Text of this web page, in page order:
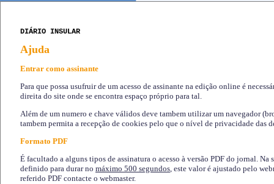
DIÁRIO INSULAR
Ajuda
Entrar como assinante
Para que possa usufruir de um acesso de assinante na edição online é
direita do site onde se encontra espaço próprio para tal.
Além de um numero e chave válidos deve tambem utilizar um navegador
tambem permita a recepção de cookies pelo que o nível de privacidade das
Formato PDF
É facultado a alguns tipos de assinatura o acesso à versão PDF do jornal. Na
definido para durar no máximo 500 segundos, este valor é ajustado pelo
referido PDF contacte o webmaster.